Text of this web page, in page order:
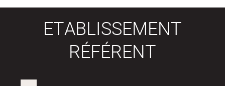
ETABLISSEMENT
RÉFÉRENT